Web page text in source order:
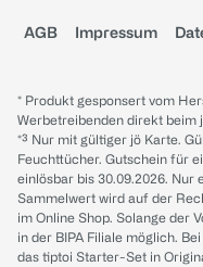
AGB Impressum
* Produkt gesponsert vom
Werbetreibenden direkt beim
*³ Nur mit gültiger jö Karte.
Feuchttücher. Gutschein für
einlösbar bis 30.09.2026. Nur
Sammelwert wird auf der
im Online Shop. Solange der
in der BIPA Filiale möglich.
das tiptoi Starter-Set in